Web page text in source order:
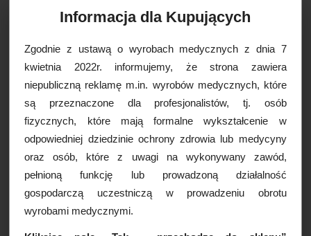
19,99 zł brutto
Kurier Inpost pobraniowy 24,99 zł brutto
Kurier GLS 19,99 zł brutto
Kurier GLS pobraniowy 24,99 zł brutto
19,99 zł brutto
Kurier DPD pobraniowy 24,99 zł brutto
Odbiór osobisty
WIĘCEJ INFORMACJI
Myjka pokryta środkiem myjącym
Sinmed (12x20cm), 24szt./op.
Prostokątna myjka pokryta środkiem myjącym to
praktyczny i skuteczny produkt przeznaczony do
pielęgnacji pacjentów oraz codziennej higieny,
zwłaszcza tam, gdzie ciągły dostęp do wody jest
dokładne oczyszczenie skóry wprost z opakowania, bez
konieczności korzystania z dodatkowych środków
Informacja dla Kupujących
Zgodnie z ustawą o wyrobach medycznych z dnia 7
kwietnia 2022r. informujemy, że strona zawiera
niepubliczną reklamę m.in. wyrobów medycznych, które
są przeznaczone dla profesjonalistów, tj. osób
fizycznych, które mają formalne wykształcenie w
odpowiedniej dziedzinie ochrony zdrowia lub medycyny
oraz osób, które z uwagi na wykonywany zawód,
pełnioną funkcję lub prowadzoną działalność
gospodarczą uczestniczą w prowadzeniu obrotu
wyrobami medycznymi.